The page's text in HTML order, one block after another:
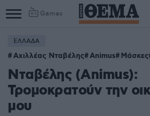
Games
ΕΛΛΑΔΑ
Αχιλλέας Νταβέλης Animus Μάσκες
Νταβέλης (Animus):
Τρομοκρατούν την
μου